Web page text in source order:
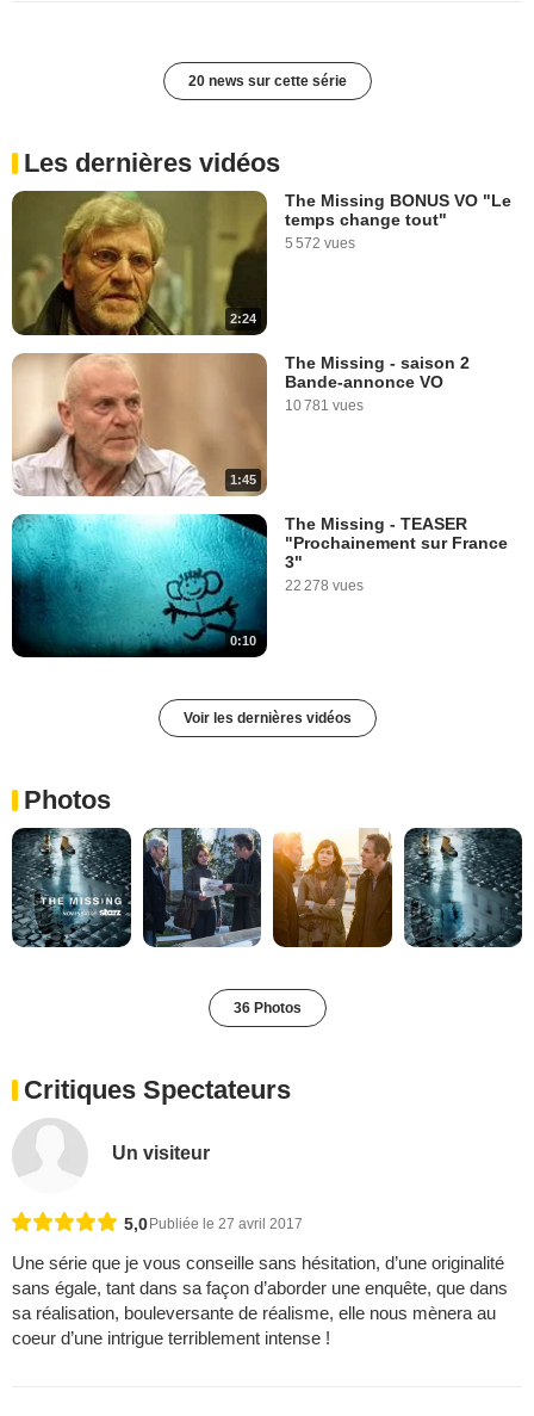
20 news sur cette série
Les dernières vidéos
2:24
The Missing BONUS VO "Le
temps change tout"
5 572 vues
1:45
The Missing - saison 2
Bande-annonce VO
10 781 vues
0:10
The Missing - TEASER
"Prochainement sur France
3"
22 278 vues
Voir les dernières vidéos
Photos
36 Photos
Critiques Spectateurs
Un visiteur
5,0 Publiée le 27 avril 2017
Une série que je vous conseille sans hésitation, d’une originalité
sans égale, tant dans sa façon d’aborder une enquête, que dans
sa réalisation, bouleversante de réalisme, elle nous mènera au
coeur d’une intrigue terriblement intense !